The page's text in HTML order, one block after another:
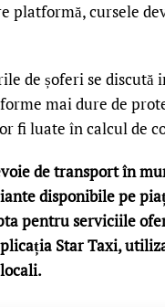
platformă, cursele
de șoferi se discută
mai dure de
fi luate în calcul de
de transport în
disponibile pe
pentru serviciile
Star Taxi,